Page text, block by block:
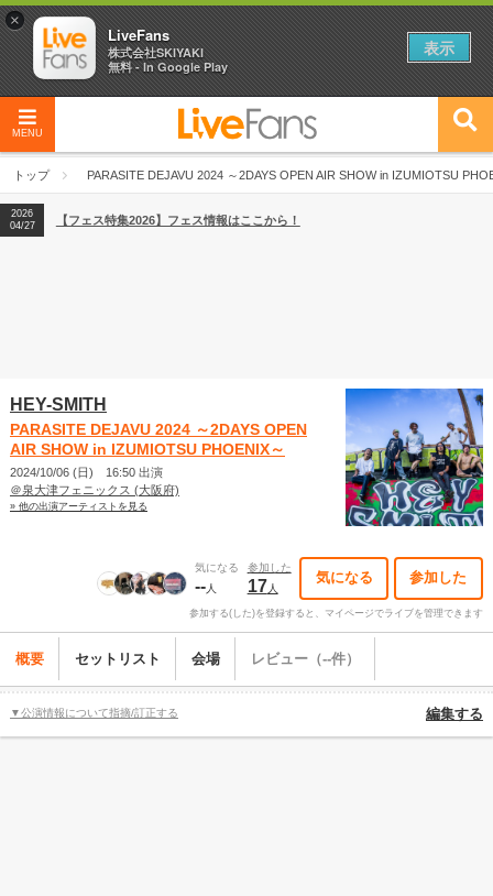
MENU
トップ PARASITE DEJAVU 2024 ～2DAYS OPEN AIR SHOW in IZUMIOTSU
2026
04/27
2026
【ライブ動員ランキング】2026年上半期編発表！
2026
04/27
【フェス特集2026】フェス情報はここから！
HEY-SMITH
PARASITE DEJAVU 2024 ～2DAYS OPEN
AIR SHOW in IZUMIOTSU PHOENIX～
2024/10/06 (日) 16:50 出演
＠泉大津フェニックス (大阪府)
» 他の出演アーティストを見る
気になる
--人
参加した
17 人
気になる 参加した
参加する(した)を登録すると、マイページでライブを管理できます
概要 セットリスト 会場 レビュー（--件）
▼公演情報について指摘/訂正する 編集する
×
LiveFans
株式会社SKIYAKI
無料 - In Google Play
表示